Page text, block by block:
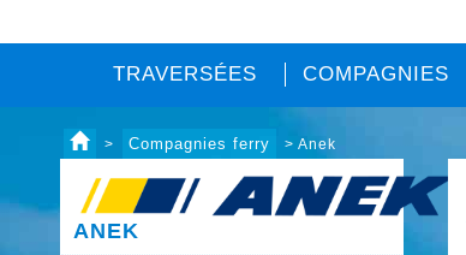
TRAVERSÉES COMPAGNIES
> Compagnies ferry > Anek
ANEK